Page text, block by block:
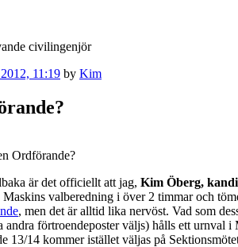
civilingenjör
11:19 by Kim
Ordförande?
är det officiellt att jag, Kim Öberg,
valberedning i över 2 timmar och
, men det är alltid lika nervöst. Vad som
andra förtroendeposter väljs) hålls ett urnval
13/14 kommer istället väljas på